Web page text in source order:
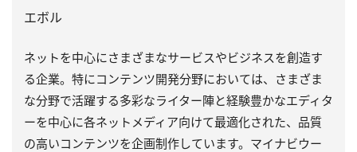
エボル
ネットを中心にさまざまなサービスやビジネスを創造す
る企業。特にコンテンツ開発分野においては、さまざま
な分野で活躍する多彩なライター陣と経験豊かなエディタ
ーを中心に各ネットメディア向けて最適化された、品質
の高いコンテンツを企画制作しています。マイナビウー